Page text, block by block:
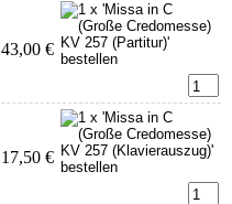
43,00 €
17,50 €